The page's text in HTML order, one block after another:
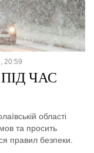
20:59
ЧАС
області
та просить
правил безпеки.